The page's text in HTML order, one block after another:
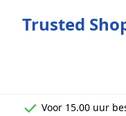
Trusted
Voor 15.00 uur